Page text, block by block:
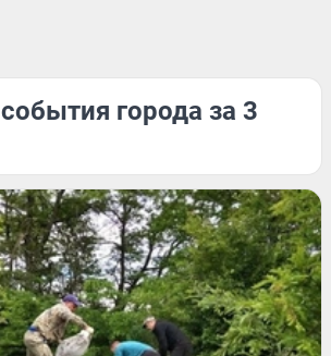
города за 3